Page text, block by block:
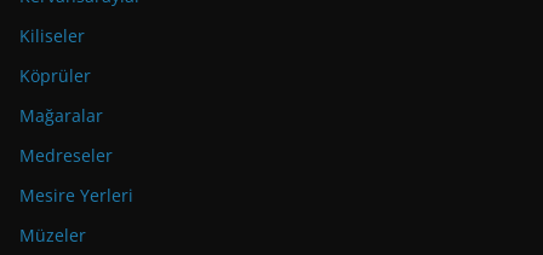
Kiliseler
Köprüler
Mağaralar
Medreseler
Mesire Yerleri
Müzeler